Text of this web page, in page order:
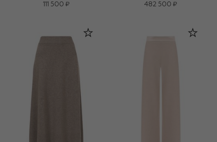
111 500 ₽
482 500 ₽